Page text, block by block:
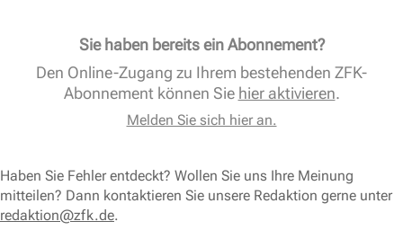
Sie haben bereits ein Abonnement?
Den Online-Zugang zu Ihrem bestehenden ZFK-
Abonnement können Sie hier aktivieren.
Melden Sie sich hier an.
Haben Sie Fehler entdeckt? Wollen Sie uns Ihre Meinung
mitteilen? Dann kontaktieren Sie unsere Redaktion gerne unter
redaktion@zfk.de.